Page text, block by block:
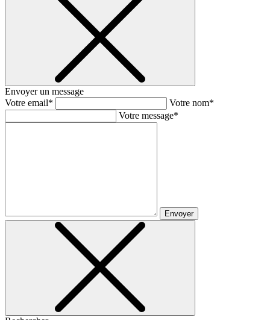
Envoyer un message
Votre email*
Votre nom*
Votre message*
Envoyer